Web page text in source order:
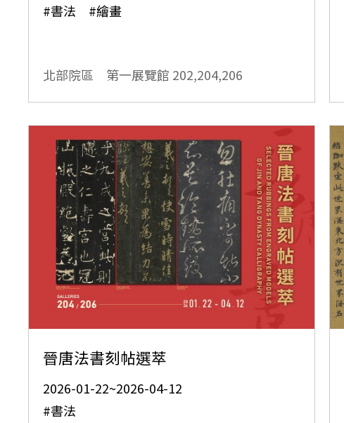
#書法 #繪畫
北部院區 第一展覽館 202,204,206
晉唐法書刻帖選萃
2026-01-22~2026-04-12
#書法